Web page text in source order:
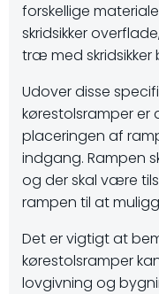
forskellige
skridsikker
træ med
Udover disse
kørestolsramper er
placeringen af
indgang. Rampen
og der skal være
rampen til at
Det er vigtigt at
kørestolsramper
lovgivning og